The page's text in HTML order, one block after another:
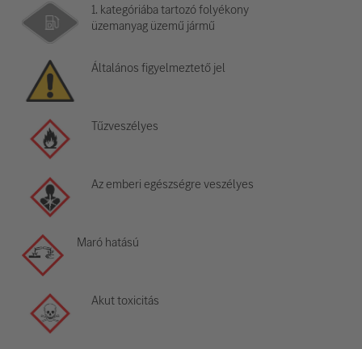
1. kategóriába tartozó folyékony
üzemanyag üzemű jármű
Általános figyelmeztető jel
Tűzveszélyes
Az emberi egészségre veszélyes
Maró hatású
Akut toxicitás